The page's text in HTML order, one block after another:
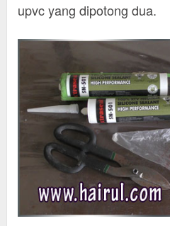
upvc yang dipotong dua.